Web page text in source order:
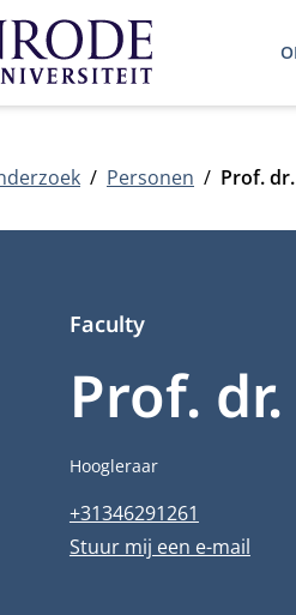
Personen Prof.
Prof.
Faculty
Functietitel
Hoogleraar
Telefoonnummer
+31346291261
E-mailadres
Stuur mij een e-mail